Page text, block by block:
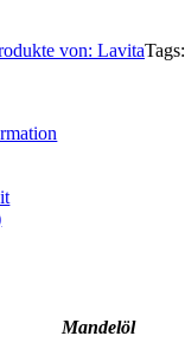
von: LavitaTags:
Mandelöl